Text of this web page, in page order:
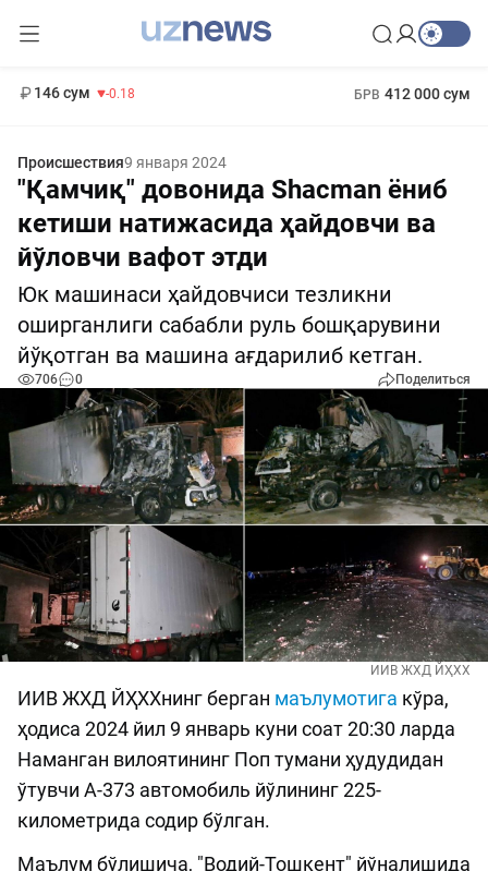
146 сум -0.18 БРВ 412 000 сум
Происшествия9 января 2024
"Қамчиқ" довонида Shacman ёниб
кетиши натижасида ҳайдовчи ва
йўловчи вафот этди
Юк машинаси ҳайдовчиси тезликни
оширганлиги сабабли руль бошқарувини
йўқотган ва машина ағдарилиб кетган.
706 0 Поделиться
ИИВ ЖХД ЙҲХХ
ИИВ ЖХД ЙҲХХнинг берган маълумотига кўра,
ҳодиса 2024 йил 9 январь куни соат 20:30 ларда
Наманган вилоятининг Поп тумани ҳудудидан
ўтувчи А-373 автомобиль йўлининг 225-
километрида содир бўлган.
Маълум бўлишича, "Водий-Тошкент" йўналишида